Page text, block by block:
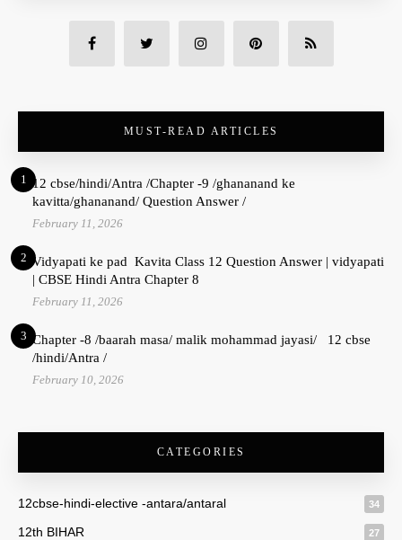
MUST-READ ARTICLES
1
12 cbse/hindi/Antra /Chapter -9 /ghananand ke
kavitta/ghananand/ Question Answer /
February 11, 2026
2 Vidyapati ke pad Kavita Class 12 Question Answer | vidyapati
| CBSE Hindi Antra Chapter 8
February 11, 2026
3 Chapter -8 /baarah masa/ malik mohammad jayasi/ 12 cbse
/hindi/Antra /
February 10, 2026
CATEGORIES
12cbse-hindi-elective -antara/antaral 34
12th BIHAR 27